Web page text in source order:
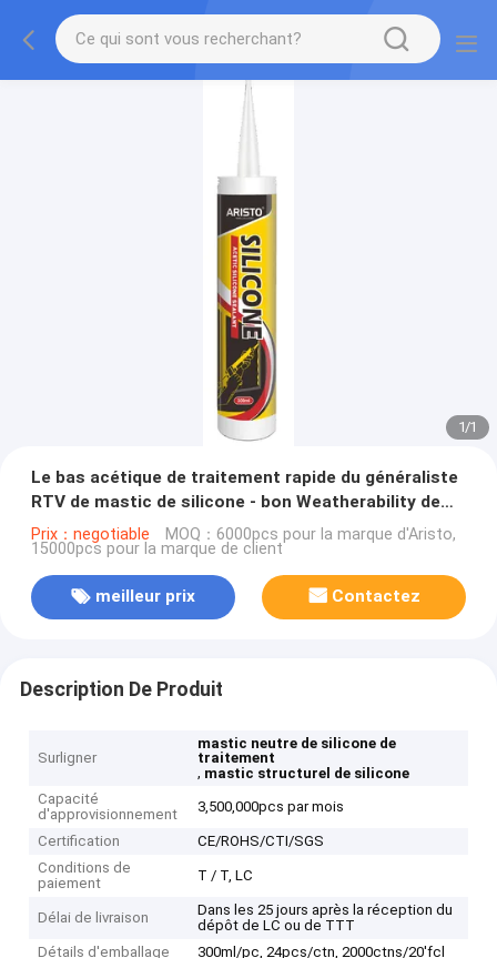
1/1
Le bas acétique de traitement rapide du généraliste
RTV de mastic de silicone - bon Weatherability de
module
Prix：negotiable MOQ：6000pcs pour la marque d'Aristo,
15000pcs pour la marque de client
meilleur prix Contactez
Description De Produit
Surligner
mastic neutre de silicone de
traitement
, mastic structurel de silicone
Capacité
d'approvisionnement
3,500,000pcs par mois
Certification
CE/ROHS/CTI/SGS
Conditions de
paiement
T / T, LC
Délai de livraison
Dans les 25 jours après la réception du
dépôt de LC ou de TTT
Détails d'emballage
300ml/pc, 24pcs/ctn, 2000ctns/20'fcl